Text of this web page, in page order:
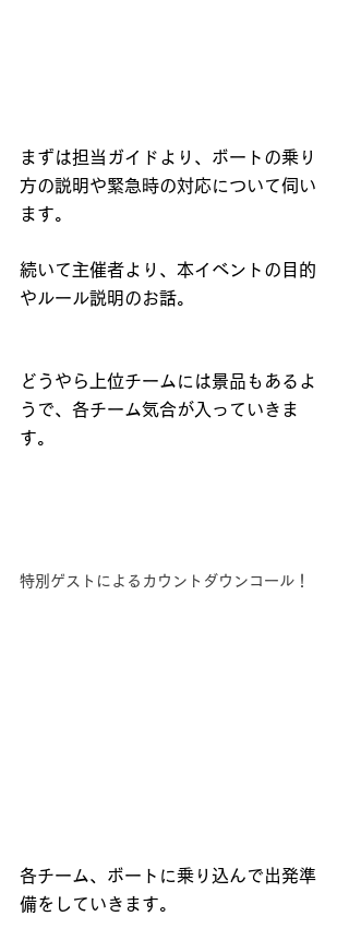
まずは担当ガイドより、ボートの乗り
方の説明や緊急時の対応について伺い
ます。
続いて主催者より、本イベントの目的
やルール説明のお話。
どうやら上位チームには景品もあるよ
うで、各チーム気合が入っていきま
す。
特別ゲストによるカウントダウンコール！
各チーム、ボートに乗り込んで出発準
備をしていきます。